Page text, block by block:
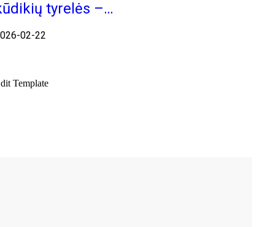
tyrelės –…
02-22
Template